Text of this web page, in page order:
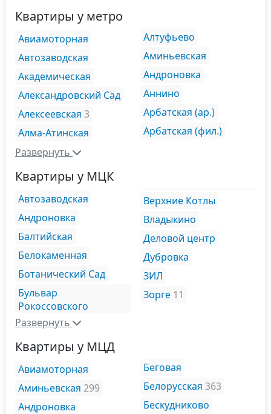
Квартиры у метро
Авиамоторная
Автозаводская
Академическая
Александровский Сад
Алексеевская 3
Алма-Атинская
Алтуфьево
Аминьевская
Андроновка
Аннино
Арбатская (ар.)
Арбатская (фил.)
Развернуть
Квартиры у МЦК
Автозаводская
Андроновка
Балтийская
Белокаменная
Ботанический Сад
Бульвар
Рокоссовского
Верхние Котлы
Владыкино
Деловой центр
Дубровка
ЗИЛ
Зорге 11
Развернуть
Квартиры у МЦД
Авиамоторная
Аминьевская 299
Андроновка
Беговая
Белорусская 363
Бескудниково